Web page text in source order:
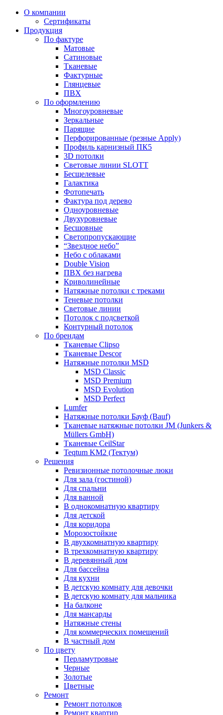
О компании
Сертификаты
Продукция
По фактуре
Матовые
Сатиновые
Тканевые
Фактурные
Глянцевые
ПВХ
По оформлению
Многоуровневые
Зеркальные
Парящие
Перфорированные (резные Apply)
Профиль карнизный ПК5
3D потолки
Световые линии SLOTT
Бесщелевые
Галактика
Фотопечать
Фактура под дерево
Одноуровневые
Двухуровневые
Бесшовные
Светопропускающие
“Звездное небо”
Небо с облаками
Double Vision
ПВХ без нагрева
Криволинейные
Натяжные потолки с треками
Теневые потолки
Световые линии
Потолок с подсветкой
Контурный потолок
По брендам
Тканевые Clipso
Тканевые Descor
Натяжные потолки MSD
MSD Сlassic
MSD Premium
MSD Evolution
MSD Perfect
Lumfer
Натяжные потолки Бауф (Bauf)
Тканевые натяжные потолки JM (Junkers &
Müllers GmbH)
Тканевые CeilStar
Teqtum KM2 (Тектум)
Решения
Ревизионные потолочные люки
Для зала (гостиной)
Для спальни
Для ванной
В однокомнатную квартиру
Для детской
Для коридора
Морозостойкие
В двухкомнатную квартиру
В трехкомнатную квартиру
В деревянный дом
Для бассейна
Для кухни
В детскую комнату для девочки
В детскую комнату для мальчика
На балконе
Для мансарды
Натяжные стены
Для коммерческих помещений
В частный дом
По цвету
Перламутровые
Черные
Золотые
Цветные
Ремонт
Ремонт потолков
Ремонт квартир